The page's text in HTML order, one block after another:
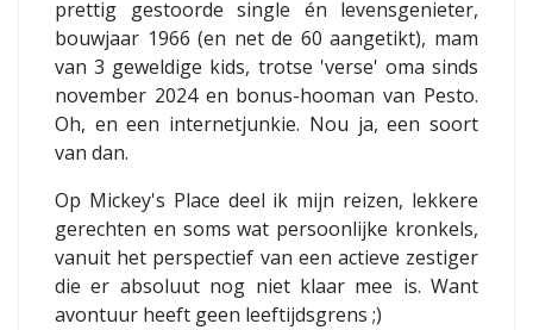
prettig gestoorde single én levensgenieter,
bouwjaar 1966 (en net de 60 aangetikt), mam
van 3 geweldige kids, trotse 'verse' oma sinds
november 2024 en bonus-hooman van Pesto.
Oh, en een internetjunkie. Nou ja, een soort
van dan.
Op Mickey's Place deel ik mijn reizen, lekkere
gerechten en soms wat persoonlijke kronkels,
vanuit het perspectief van een actieve zestiger
die er absoluut nog niet klaar mee is. Want
avontuur heeft geen leeftijdsgrens ;)